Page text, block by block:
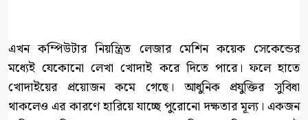
এখন কম্পিউটার নিয়ন্ত্রিত লেজার মেশিন কয়েক সেকেন্ডের
মধ্যেই যেকোনো লেখা খোদাই করে দিতে পারে। ফলে হাতে
খোদাইয়ের প্রয়োজন কমে গেছে। আধুনিক প্রযুক্তির সুবিধা
থাকলেও এর কারণে হারিয়ে যাচ্ছে পুরোনো দক্ষতার মূল্য। একজন